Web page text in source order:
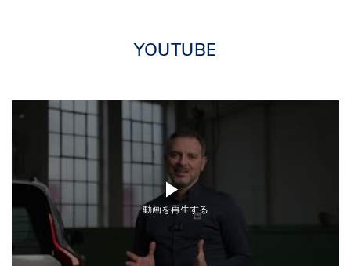
YOUTUBE
動画を再生する